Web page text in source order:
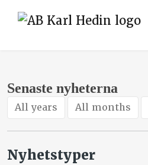
Senaste nyheterna
All years All months
Nyhetstyper